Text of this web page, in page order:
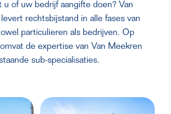
u of uw bedrijf aangifte doen? Van
rechtsbijstand in alle fases van
particulieren als bedrijven. Op
de expertise van Van Meekren
sub-specialisaties.